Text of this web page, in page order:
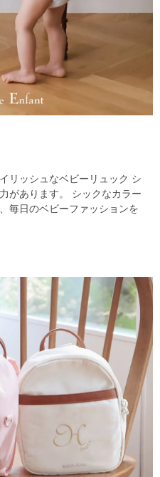
リッシュなベビーリュック シ
があります。
シックなカラー
毎日のベビーファッションを